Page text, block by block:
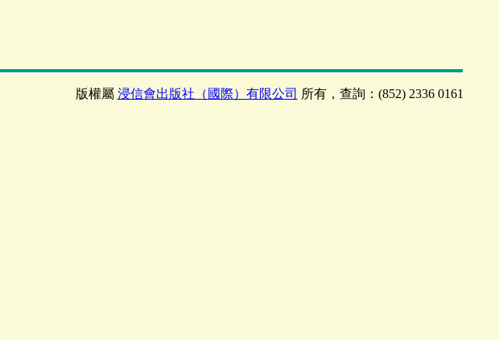
版權屬 浸信會出版社（國際）有限公司 所有，查詢：(852) 2336 0161